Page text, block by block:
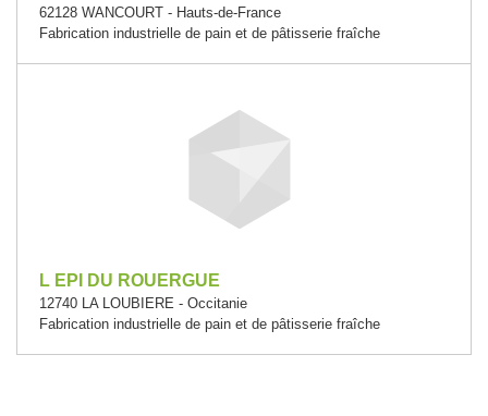
62128 WANCOURT - Hauts-de-France
Fabrication industrielle de pain et de pâtisserie fraîche
L EPI DU ROUERGUE
12740 LA LOUBIERE - Occitanie
Fabrication industrielle de pain et de pâtisserie fraîche